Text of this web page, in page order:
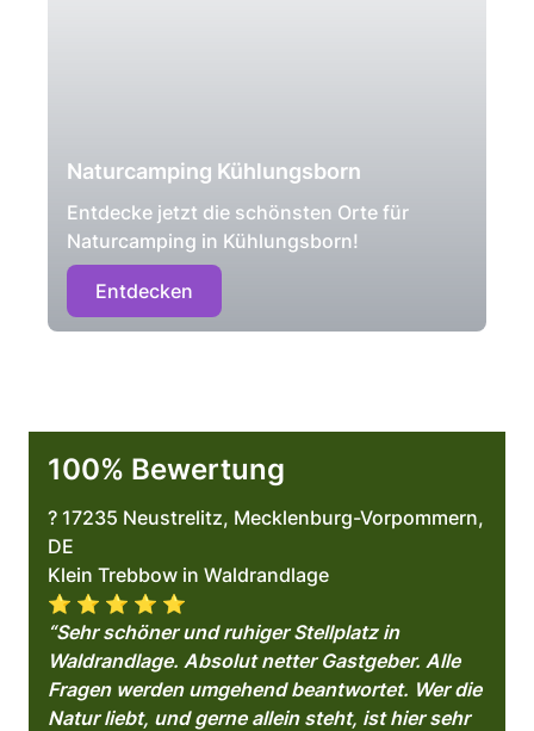
Naturcamping Kühlungsborn
Entdecke jetzt die schönsten Orte für
Naturcamping in Kühlungsborn!
Entdecken
100% Bewertung
? 17235 Neustrelitz, Mecklenburg-Vorpommern,
DE
Klein Trebbow in Waldrandlage
⭐️ ⭐️ ⭐️ ⭐️ ⭐️
“Sehr schöner und ruhiger Stellplatz in
Waldrandlage. Absolut netter Gastgeber. Alle
Fragen werden umgehend beantwortet. Wer die
Natur liebt, und gerne allein steht, ist hier sehr